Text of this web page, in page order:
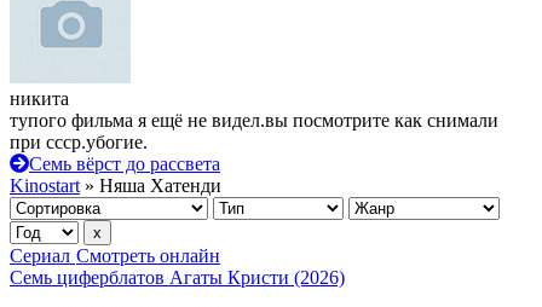
никита
тупого фильма я ещё не видел.вы посмотрите как снимали
при ссср.убогие.
Семь вёрст до рассвета
Kinostart » Няша Хатенди
Сериал Смотреть онлайн
Семь циферблатов Агаты Кристи (2026)